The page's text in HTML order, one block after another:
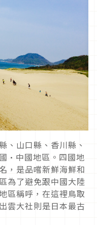
、山口縣、香川縣、
·中國地區。四國地
，是品嚐新鮮海鮮和
為了避免跟中國大陸
區稱呼，在這裡鳥取
雲大社則是日本最古